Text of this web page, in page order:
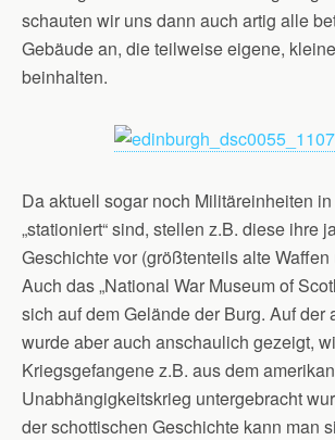
schauten wir uns dann auch artig alle
Gebäude an, die teilweise eigene,
beinhalten.
Da aktuell sogar noch Militäreinheiten
„stationiert“ sind, stellen z.B. diese ihre
Geschichte vor (größtenteils alte
Auch das „National War Museum of
sich auf dem Gelände der Burg. Auf der
wurde aber auch anschaulich gezeigt,
Kriegsgefangene z.B. aus dem
Unabhängigkeitskrieg untergebracht
der schottischen Geschichte kann man